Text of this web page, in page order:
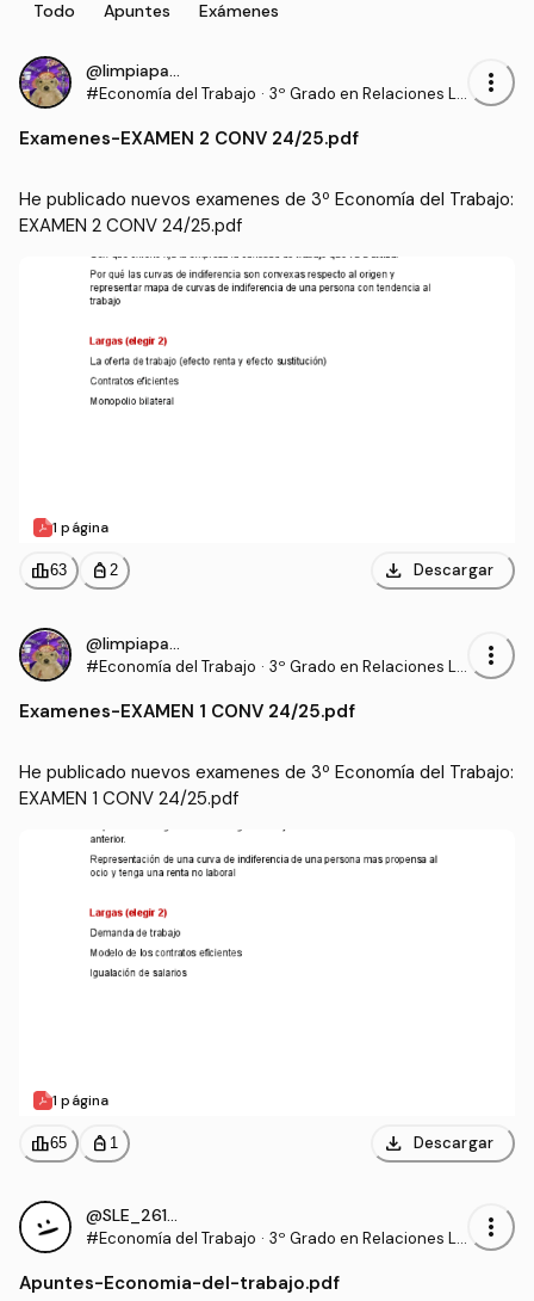
Todo Apuntes Exámenes
@limpiaparabrisa
#Economía del Trabajo · 3º Grado en Relaciones La
os (UCO)
more_vert
Examenes-EXAMEN 2 CONV 24/25.pdf
He publicado nuevos examenes de 3º Economía del Trabajo:
EXAMEN 2 CONV 24/25.pdf
1 página
leaderboard63 personal_bag 2 download Descargar
@limpiaparabrisa
#Economía del Trabajo · 3º Grado en Relaciones La
os (UCO)
more_vert
Examenes-EXAMEN 1 CONV 24/25.pdf
He publicado nuevos examenes de 3º Economía del Trabajo:
EXAMEN 1 CONV 24/25.pdf
1 página
leaderboard65 personal_bag 1 download Descargar
@SLE_26112022
#Economía del Trabajo · 3º Grado en Relaciones La
os (UCO)
more_vert
Apuntes-Economia-del-trabajo.pdf